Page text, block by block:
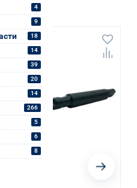
4
9
18
14
39
20
14
266
5
6
8